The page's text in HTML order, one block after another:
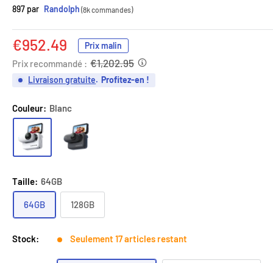
897 par Randolph (8k commandes)
Prix
réduit
€952.49 Prix malin
Prix recommandé : €1,202.95
Livraison gratuite. Profitez-en !
Couleur: Blanc
Taille: 64GB
64GB 128GB
Stock: Seulement 17 articles restant